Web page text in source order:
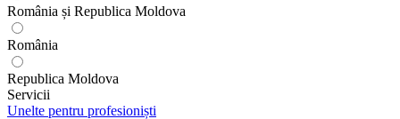
România și Republica Moldova
România
Republica Moldova
Servicii
Unelte pentru profesioniști